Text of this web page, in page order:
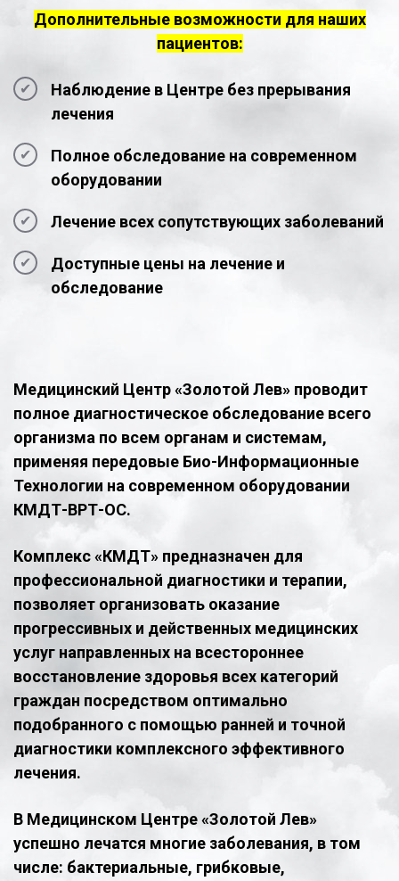
Дополнительные возможности для наших
пациентов:
Наблюдение в Центре без прерывания
лечения
Полное обследование на современном
оборудовании
Лечение всех сопутствующих заболеваний
Доступные цены на лечение и
обследование
Медицинский Центр «Золотой Лев» проводит
полное диагностическое обследование всего
организма по всем органам и системам,
применяя передовые Био-Информационные
Технологии на современном оборудовании
КМДТ-ВРТ-ОС.
Комплекс «КМДТ» предназначен для
профессиональной диагностики и терапии,
позволяет организовать оказание
прогрессивных и действенных медицинских
услуг направленных на всестороннее
восстановление здоровья всех категорий
граждан посредством оптимально
подобранного с помощью ранней и точной
диагностики комплексного эффективного
лечения.
В Медицинском Центре «Золотой Лев»
успешно лечатся многие заболевания, в том
числе: бактериальные, грибковые,